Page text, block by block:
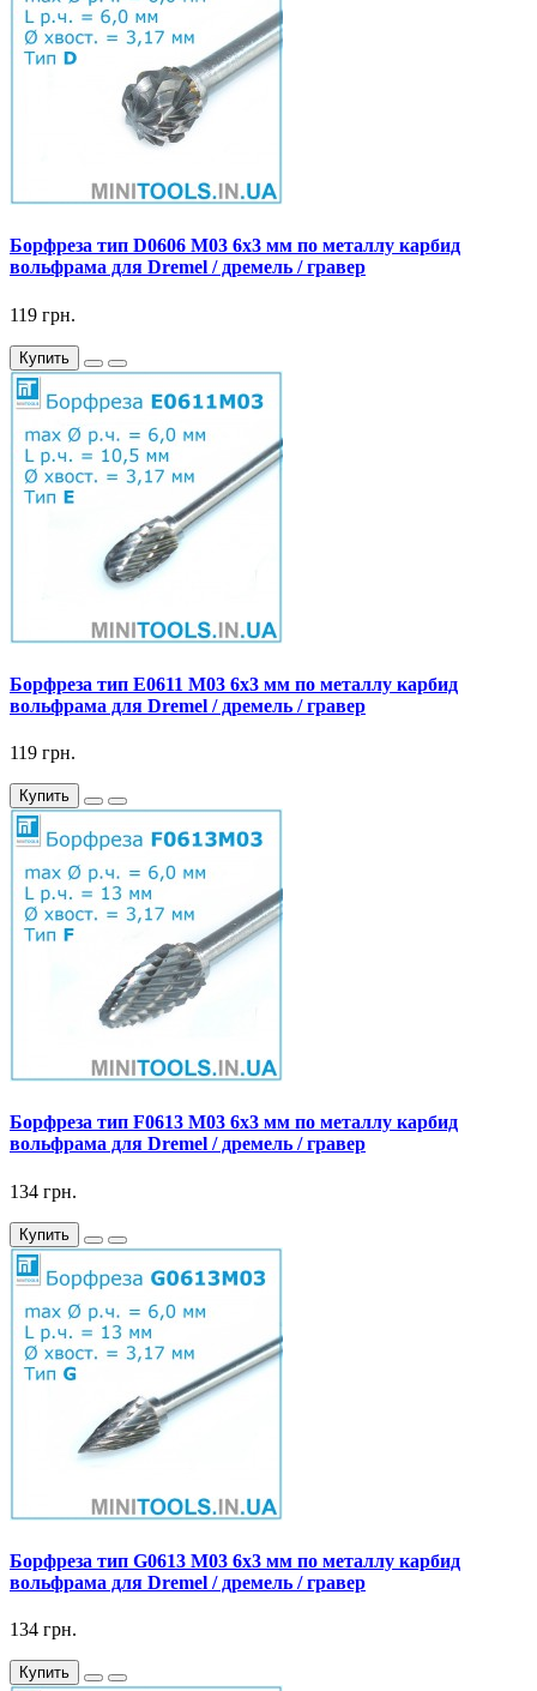
Борфреза тип D0606 M03 6x3 мм по металлу карбид
вольфрама для Dremel / дремель / гравер
119 грн.
Купить
Борфреза тип E0611 M03 6x3 мм по металлу карбид
вольфрама для Dremel / дремель / гравер
119 грн.
Купить
Борфреза тип F0613 M03 6x3 мм по металлу карбид
вольфрама для Dremel / дремель / гравер
134 грн.
Купить
Борфреза тип G0613 M03 6x3 мм по металлу карбид
вольфрама для Dremel / дремель / гравер
134 грн.
Купить